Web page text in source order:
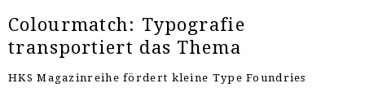
Colourmatch: Typografie
transportiert das Thema
HKS Magazinreihe fördert kleine Type Foundries